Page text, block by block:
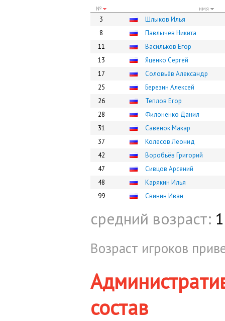
№ имя
3
Шлыков Илья
8
Павлычев Никита
11
Васильков Егор
13
Яценко Сергей
17
Соловьёв Александр
25
Березин Алексей
26
Теплов Егор
28
Филоненко Данил
31
Савенок Макар
37
Колесов Леонид
42
Воробьёв Григорий
47
Сивцов Арсений
48
Карякин Илья
99
Свинин Иван
средний возраст:
Возраст игроков
состав